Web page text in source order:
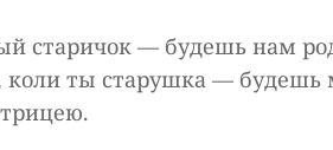
старичок — будешь нам
ты старушка — будешь